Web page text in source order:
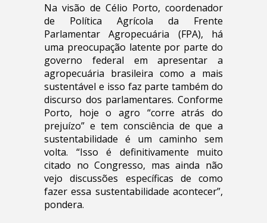
Na visão de Célio Porto, coordenador
de Política Agrícola da Frente
Parlamentar Agropecuária (FPA), há
uma preocupação latente por parte do
governo federal em apresentar a
agropecuária brasileira como a mais
sustentável e isso faz parte também do
discurso dos parlamentares. Conforme
Porto, hoje o agro “corre atrás do
prejuízo” e tem consciência de que a
sustentabilidade é um caminho sem
volta. “Isso é definitivamente muito
citado no Congresso, mas ainda não
vejo discussões específicas de como
fazer essa sustentabilidade acontecer”,
pondera.